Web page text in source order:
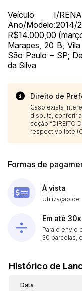
Veículo I/
Ano/
R$14.000,00
Marapes, 20 B,
São Paulo – SP;
da Silva
Direito de
Caso exista
disputa, conferir
seção “DIREITO
respectivo lote
Formas de
À vista
Utilização de
Em até 30x
Para o envio
30 parcelas,
Histórico de
Data